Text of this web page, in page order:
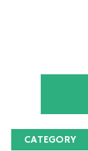
CATEGORY